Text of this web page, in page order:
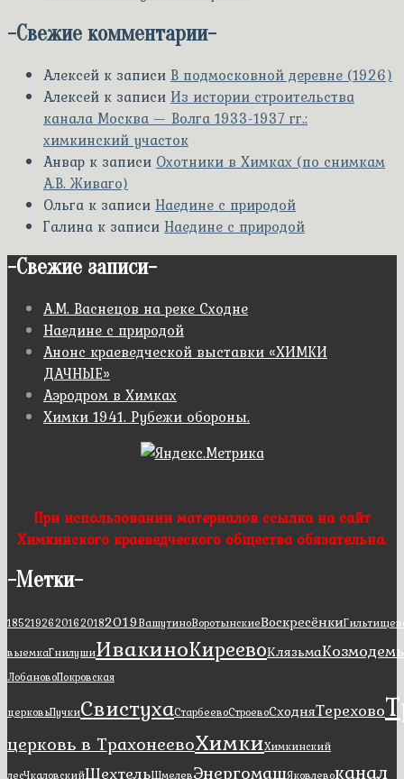
-Свежие комментарии-
Алексей к записи В подмосковной деревне (1926)
Алексей к записи Из истории строительства
канала Москва — Волга 1933-1937 гг.:
химкинский участок
Анвар к записи Охотники в Химках (по снимкам
А.В. Живаго)
Ольга к записи Наедине с природой
Галина к записи Наедине с природой
-Свежие записи-
А.М. Васнецов на реке Сходне
Наедине с природой
Анонс краеведческой выставки «ХИМКИ
ДАЧНЫЕ»
Аэродром в Химках
Химки 1941. Рубежи обороны.
При использовании материалов ссылка на сайт
Химкинского краеведческого общества обязательна.
-Метки-
18521926201620182019ВашутиноВоротынскиеВоскресёнки
выемкаГнилушиИвакиноКиреевоКлязьма
ЛобановоПокровская
церковьПучкиСвистухаСтарбеевоСтроевоСходняТерехово
церковь в ТрахонеевоХимкиХимкинский
лесЧкаловскийШехтельШмелевЭнергомашЯковлевоканал